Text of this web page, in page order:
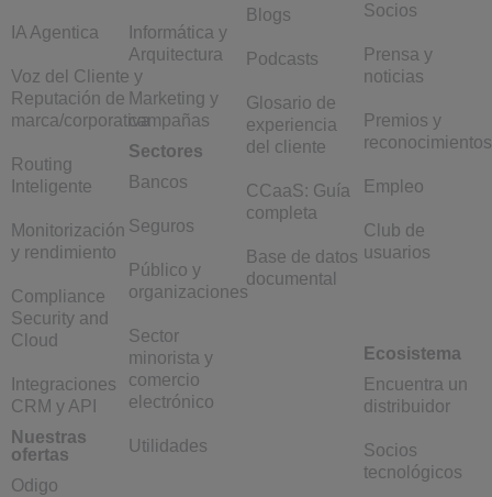
IA Agentica
Voz del Cliente y
Reputación de
marca/corporativa
Routing
Inteligente
Monitorización
y rendimiento
Compliance
Security and
Cloud
Integraciones
CRM y API
Nuestras
ofertas
Odigo
Informática y
Arquitectura
Marketing y
campañas
Sectores
Bancos
Seguros
Público y
organizaciones
Sector
minorista y
comercio
electrónico
Utilidades
Blogs
Podcasts
Glosario de
experiencia
del cliente
CCaaS: Guía
completa
Base de datos
documental
Socios
Prensa y
noticias
Premios y
reconocimientos
Empleo
Club de
usuarios
Ecosistema
Encuentra un
distribuidor
Socios
tecnológicos